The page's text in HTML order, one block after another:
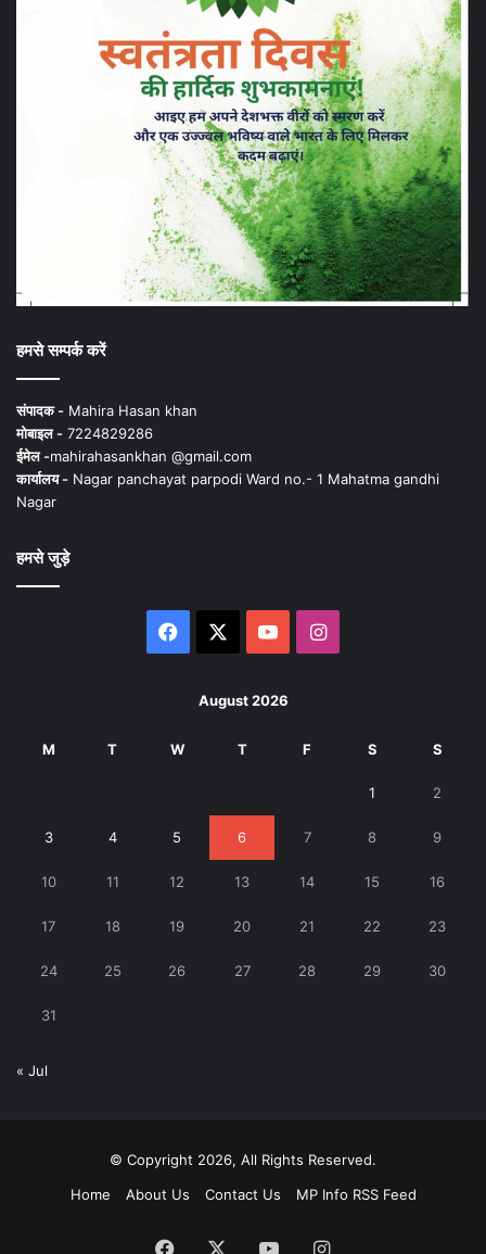
हमसे सम्पर्क करें
संपादक - Mahira Hasan khan
मोबाइल - 7224829286
ईमेल -mahirahasankhan @gmail.com
कार्यालय - Nagar panchayat parpodi Ward no.- 1 Mahatma gandhi
Nagar
हमसे जुड़े
Facebook YouTubeInstagram
August 2026
M T W T F S S
1 2
3 4 5 6 7 8 9
10 11 12 13 14 15 16
17 18 19 20 21 22 23
24 25 26 27 28 29 30
31
« Jul
© Copyright 2026, All Rights Reserved.
Home
About Us Contact Us MP Info RSS Feed
Facebook YouTubeInstagram